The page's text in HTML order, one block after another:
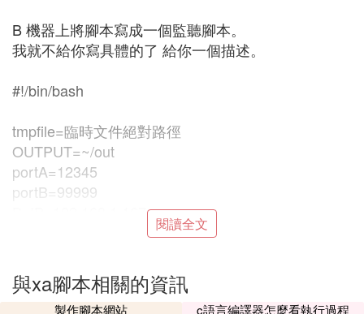
B 機器上將腳本寫成一個監聽腳本。
我就不給你寫具體的了 給你一個描述。
#!/bin/bash
tmpfile=臨時文件絕對路徑
OUTPUT=~/out
portA=12345
portB=99999
#獲取由B機器發送來的命令目前假設有2個命令
#如 setoutput XXXX 設置OUTPUT文件絕對路徑; sta
閱讀全文
與xa腳本相關的資訊
製作腳本網站
c語言編譯器怎麼看執行過程